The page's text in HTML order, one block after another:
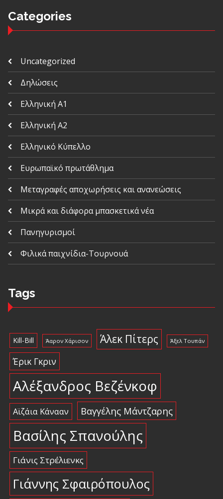
Categories
Uncategorized
Δηλώσεις
Ελληνική Α1
Ελληνική Α2
Ελληνικό Κύπελλο
Ευρωπαϊκό πρωτάθλημα
Μεταγραφές αποχωρήσεις και ανανεώσεις
Μικρά και διάφορα μπασκετικά νέα
Πανηγυρισμοί
Φιλικά παιχνίδια-Τουρνουά
Tags
Kill-Bill Άαρον Χάρισον Άλεκ Πίτερς Άξελ Τουπάν
Έρικ Γκριν
Αλέξανδρος Βεζένκοφ
Αϊζάια Κάνααν Βαγγέλης Μάντζαρης
Βασίλης Σπανούλης
Γιάνις Στρέλιενκς
Γιάννης Σφαιρόπουλος